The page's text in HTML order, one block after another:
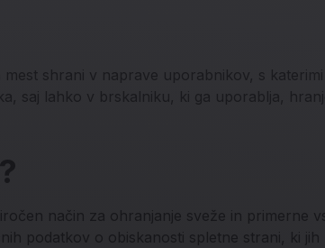
shrani v naprave uporabnikov, s
saj lahko v brskalniku, ki ga uporablja,
način za ohranjanje sveže in primerne
podatkov o obiskanosti spletne strani, ki